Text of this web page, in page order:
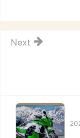
Next